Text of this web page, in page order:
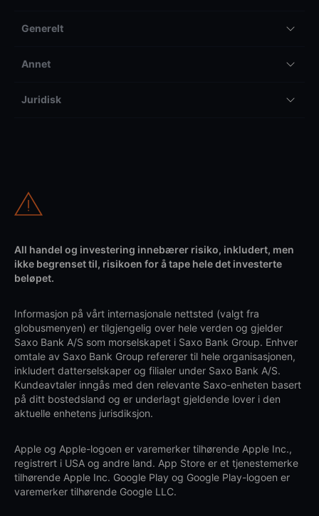
Generelt
Annet
Juridisk
All handel og investering innebærer risiko, inkludert, men
ikke begrenset til, risikoen for å tape hele det investerte
beløpet.
Informasjon på vårt internasjonale nettsted (valgt fra
globusmenyen) er tilgjengelig over hele verden og gjelder
Saxo Bank A/S som morselskapet i Saxo Bank Group. Enhver
omtale av Saxo Bank Group refererer til hele organisasjonen,
inkludert datterselskaper og filialer under Saxo Bank A/S.
Kundeavtaler inngås med den relevante Saxo-enheten basert
på ditt bostedsland og er underlagt gjeldende lover i den
aktuelle enhetens jurisdiksjon.
Apple og Apple-logoen er varemerker tilhørende Apple Inc.,
registrert i USA og andre land. App Store er et tjenestemerke
tilhørende Apple Inc. Google Play og Google Play-logoen er
varemerker tilhørende Google LLC.